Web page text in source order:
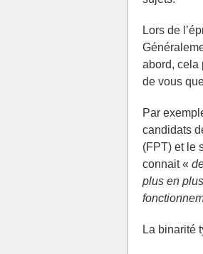
Lors de
abord, cela
de vous
Par
candidats
(FPT) et le
connait «
plus en
La binarité